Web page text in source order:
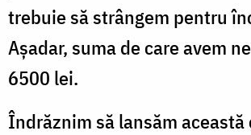
trebuie să strângem pentru
Așadar, suma de care avem
6500 lei.
Îndrăznim să lansăm această